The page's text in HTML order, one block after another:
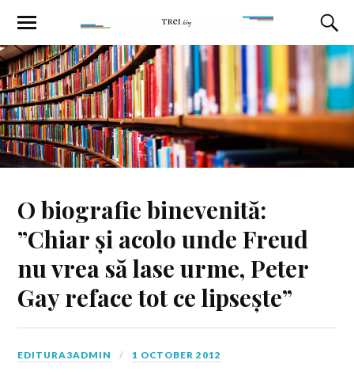
O biografie binevenită:
”Chiar și acolo unde Freud
nu vrea să lase urme, Peter
Gay reface tot ce lipsește”
EDITURA3ADMIN 1 OCTOBER 2012